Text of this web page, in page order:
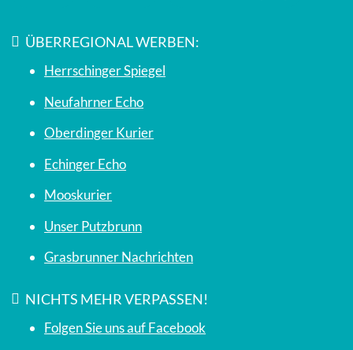
ÜBERREGIONAL WERBEN:
Herrschinger Spiegel
Neufahrner Echo
Oberdinger Kurier
Echinger Echo
Mooskurier
Unser Putzbrunn
Grasbrunner Nachrichten
NICHTS MEHR VERPASSEN!
Folgen Sie uns auf Facebook